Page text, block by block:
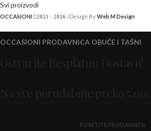
Svi proizvodi
OCCASIONI 2021 - 2026 | Design ByWeb M Design
OCCASIONI PRODAVNICA OBUĆE I TAŠNI
POSETITE PRODAVNICU